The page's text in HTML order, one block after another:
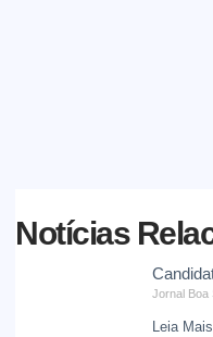
Notícias
Jornal Boa
Leia